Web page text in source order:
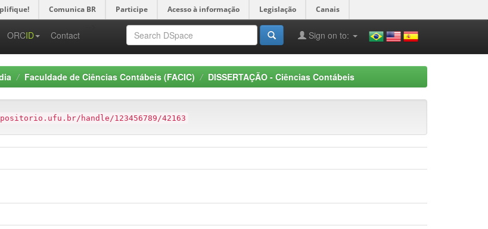
Comunica BR Participe Acesso à informação Legislação Canais
ORCID Contact Sign on to:
Faculdade de Ciências Contábeis (FACIC) DISSERTAÇÃO - Ciências Contábeis
handle/123456789/42163